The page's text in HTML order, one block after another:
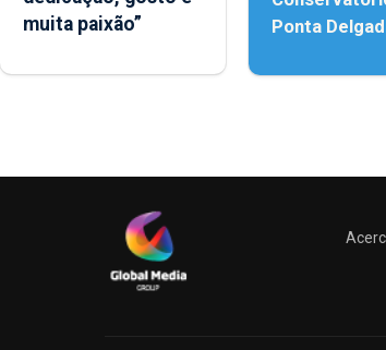
muita paixão”
Ponta